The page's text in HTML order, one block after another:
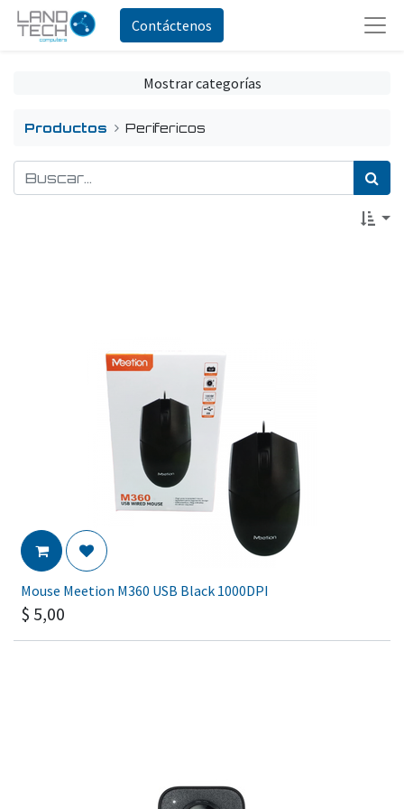
Contáctenos
Mostrar categorías
Productos Perifericos
Mouse Meetion M360 USB Black 1000DPI
$ 5,00